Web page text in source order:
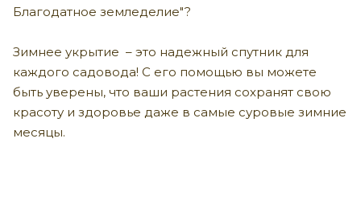
Благодатное земледелие"?
Зимнее укрытие – это надежный спутник для
каждого садовода! С его помощью вы можете
быть уверены, что ваши растения сохранят свою
красоту и здоровье даже в самые суровые зимние
месяцы.